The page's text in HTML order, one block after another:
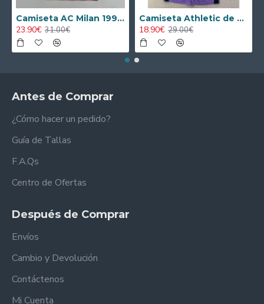
Camiseta AC Milan 1995/1996 Local Retro
23.90€ 31.00€
Camiseta Athletic de Bilbao 2024/2025 Alternativo Niño Kit
18.90€ 29.00€
Antes de Comprar
¿Cómo hacer un pedido?
Guía de Tallas
F.A.Qs
Centro de Ofertas
Después de Comprar
Envíos
Cambio y Devolución
Contáctenos
Mi Cuenta